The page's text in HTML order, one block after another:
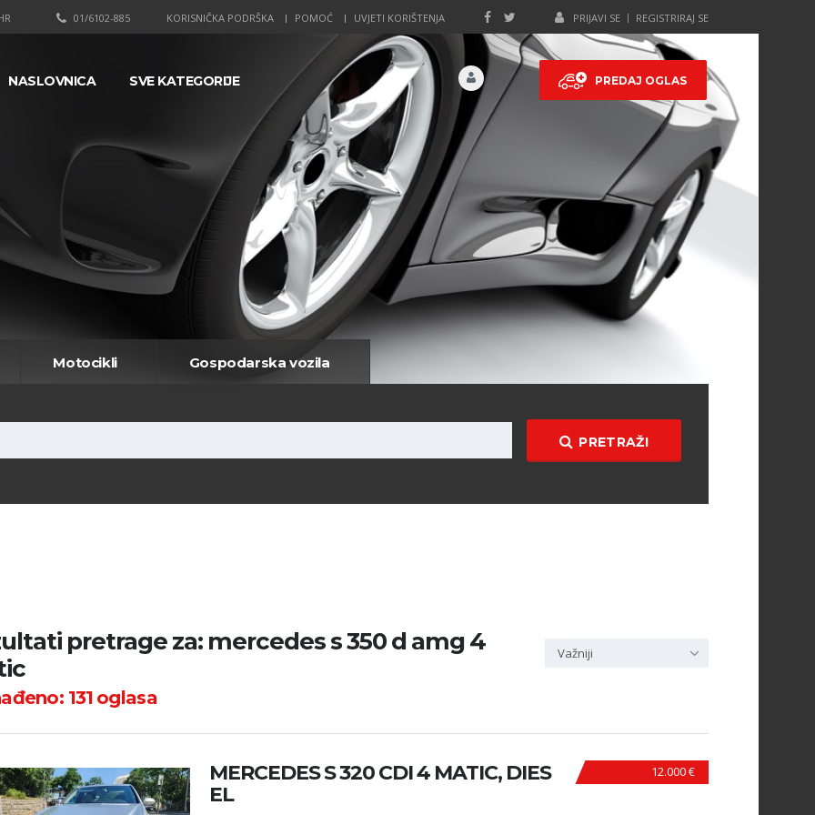
PRIJAVI SE REGISTRIRAJ SE
KORISNIČKA PODRŠKA POMOĆ UVJETI KORIŠTENJA
01/6102-885
PREDAJ OGLAS
NASLOVNICA SVE KATEGORIJE
Motocikli Gospodarska vozila
PRETRAŽI
pretrage za: mercedes s 350 d amg 4
131oglasa
Važniji
12.000 €
MERCEDES S 320 CDI 4 MATIC, DIES
EL